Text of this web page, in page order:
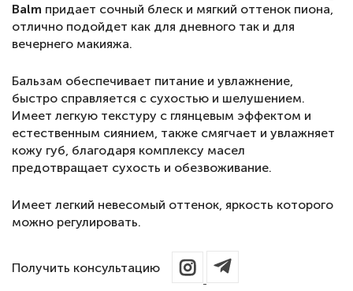
Balm придает сочный блеск и мягкий оттенок пиона,
отлично подойдет как для дневного так и для
вечернего макияжа.
Бальзам обеспечивает питание и увлажнение,
быстро справляется с сухостью и шелушением.
Имеет легкую текстуру с глянцевым эффектом и
естественным сиянием, также смягчает и увлажняет
кожу губ, благодаря комплексу масел
предотвращает сухость и обезвоживание.
Имеет легкий невесомый оттенок, яркость которого
можно регулировать.
Получить консультацию